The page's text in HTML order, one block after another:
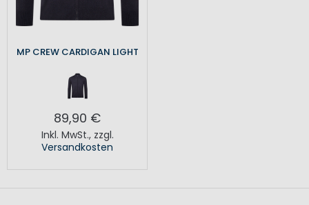
MP CREW CARDIGAN LIGHT
89,90 €
Inkl. MwSt., zzgl.
Versandkosten